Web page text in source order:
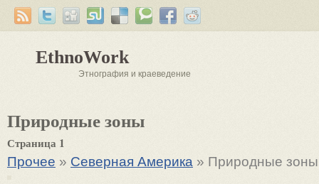
EthnoWork
Этнография и краеведение
Природные зоны
Страница 1
Прочее » Северная Америка » Природные зоны